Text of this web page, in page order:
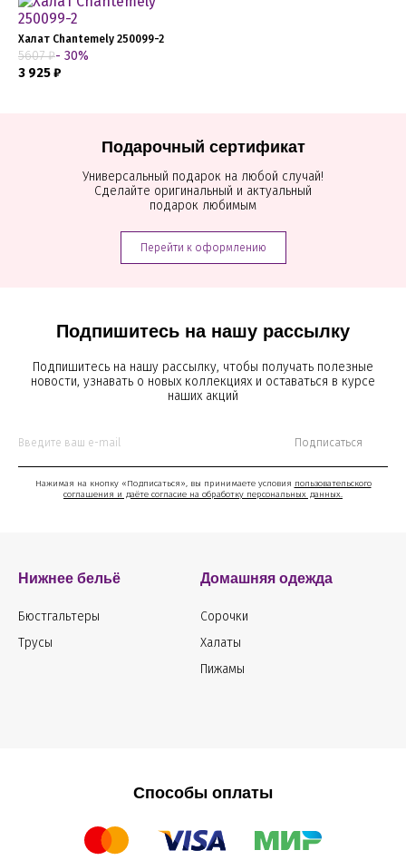
Халат Chantemely 250099-2
5607 ₽- 30%
3 925 ₽
Подпишитесь на нашу рассылку
Подпишитесь на нашу рассылку, чтобы получать полезные
новости, узнавать о новых коллекциях и оставаться в курсе
наших акций
Подписаться
Нажимая на кнопку «Подписаться», вы принимаете условия пользовательского
соглашения и даёте согласие на обработку персональных данных.
Подарочный сертификат
Универсальный подарок на любой случай!
Сделайте оригинальный и актуальный
подарок любимым
Перейти к оформлению
Нижнее бельё
Бюстгальтеры
Трусы
Домашняя одежда
Сорочки
Халаты
Пижамы
Способы оплаты